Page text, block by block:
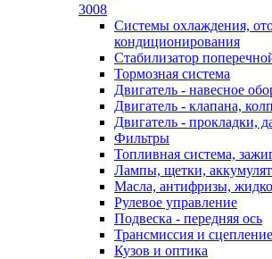
3008
Системы охлаждения,
кондиционирования
Стабилизатор
Тормозная система
Двигатель - навесное
Двигатель - клапана,
Двигатель - прокладки,
Фильтры
Топливная система,
Лампы, щетки,
Масла, антифризы,
Рулевое управление
Подвеска - передняя ось
Трансмиссия и
Кузов и оптика